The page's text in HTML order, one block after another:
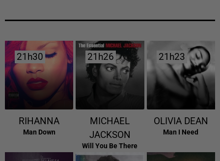
21h30
21h30
RIHANNA
Man Down
21h26
21h26
MICHAEL
JACKSON
Will You Be There
21h23
21h23
OLIVIA DEAN
Man I Need